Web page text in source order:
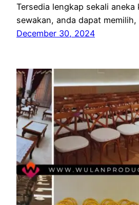
Tersedia lengkap sekali aneka
sewakan, anda dapat
December 30, 2024